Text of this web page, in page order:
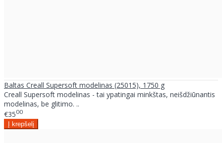
Baltas Creall Supersoft modelinas (25015), 1750 g
Creall Supersoft modelinas - tai ypatingai minkštas, neišdžiūnantis
modelinas, be glitimo. ..
€3500